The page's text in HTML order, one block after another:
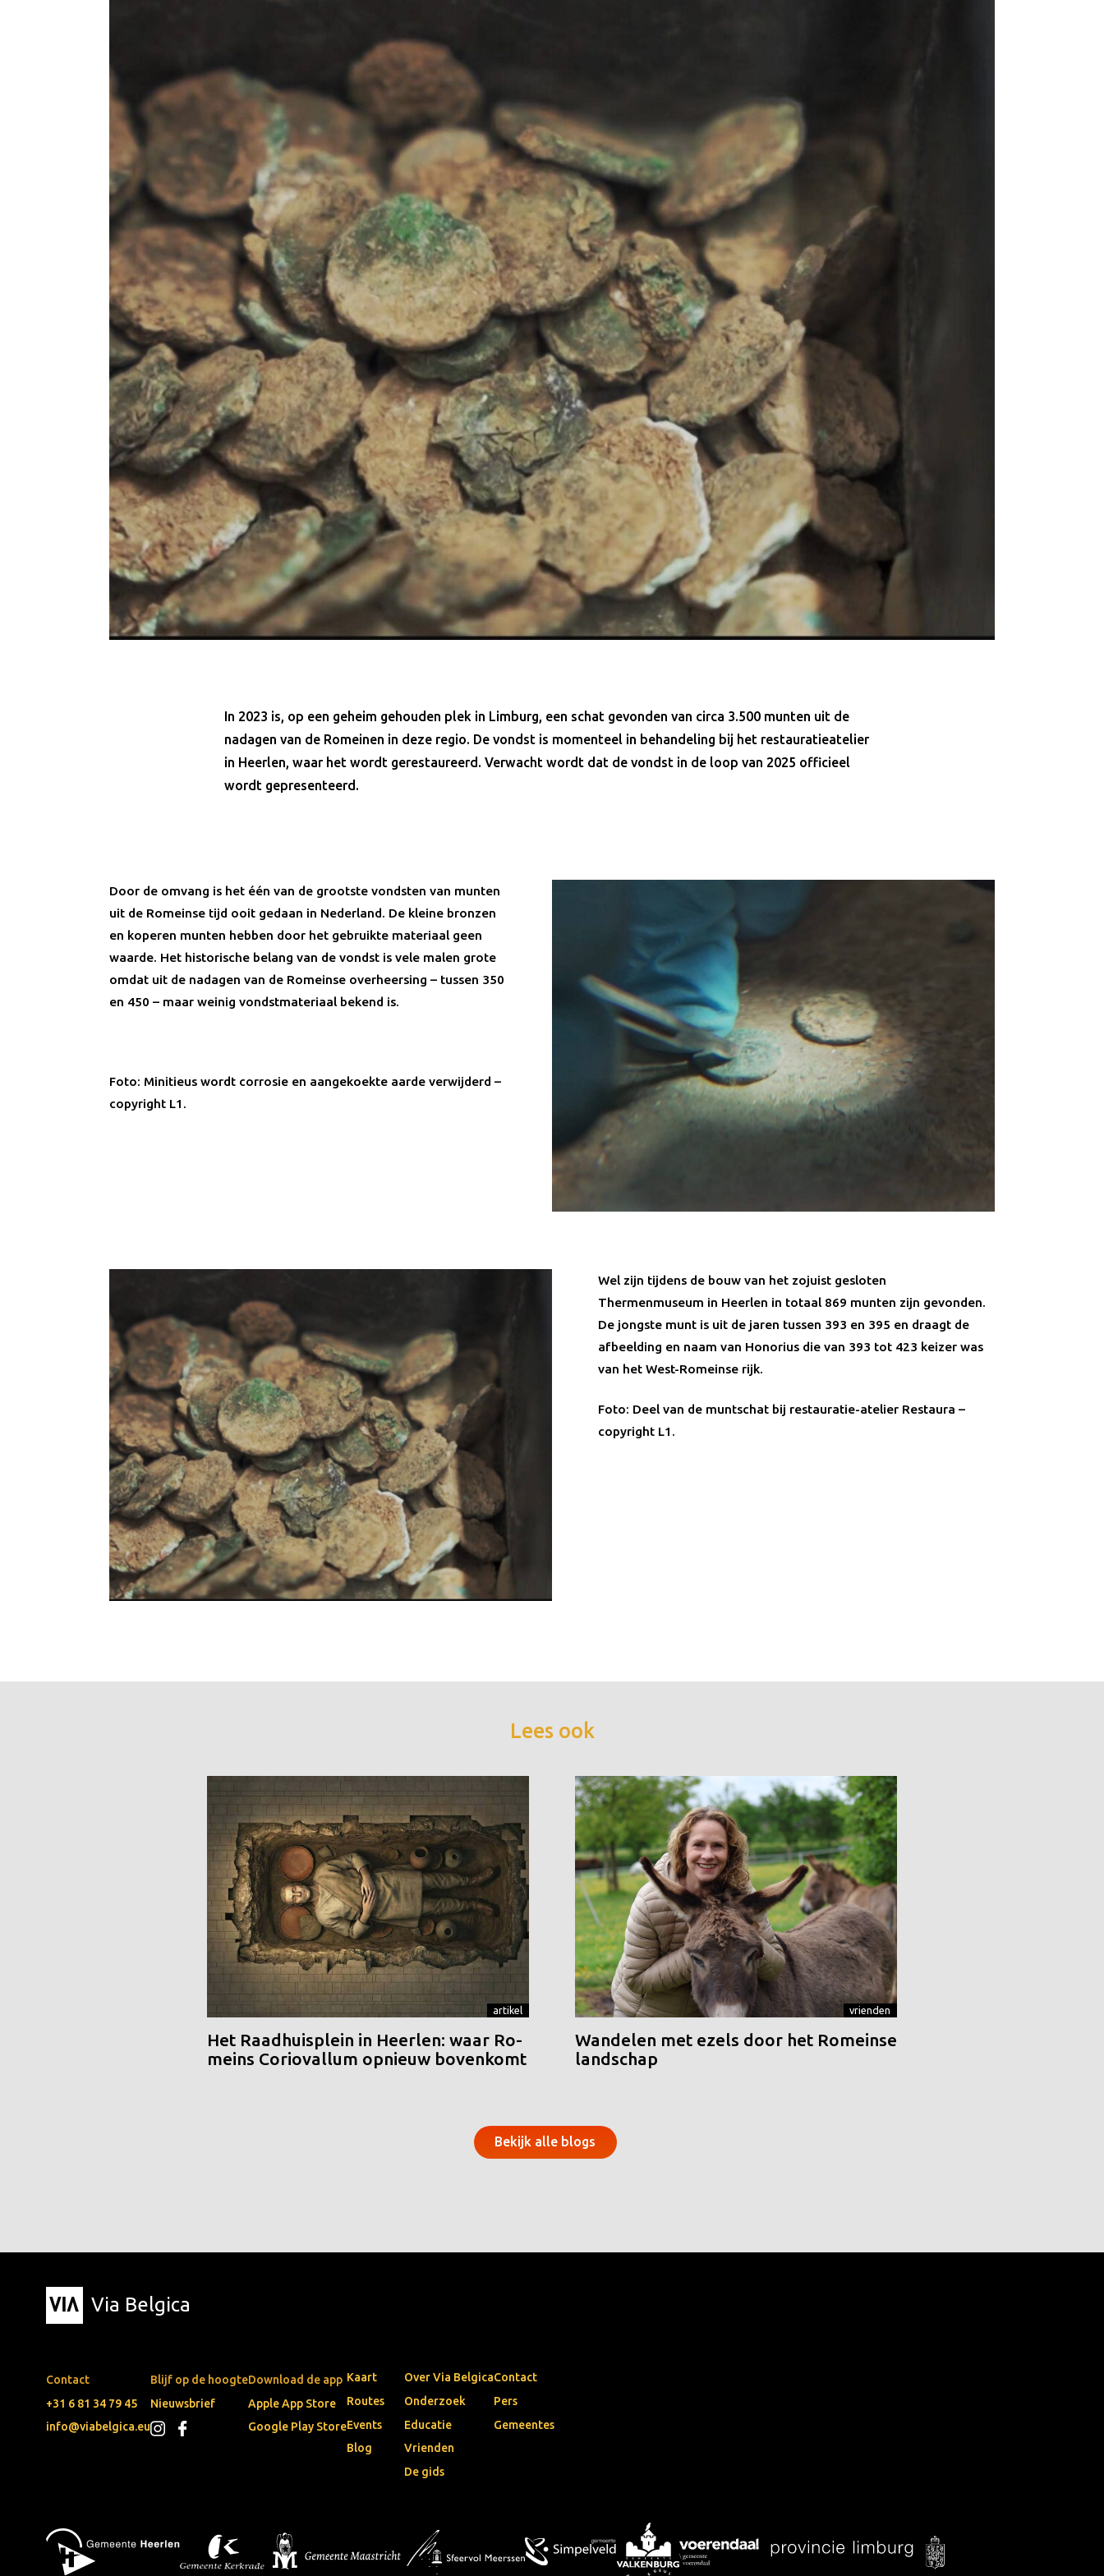
In 2023 is, op een geheim gehouden plek in Limburg, een schat gevonden van circa 3.500 munten uit de
nadagen van de Romeinen in deze regio. De vondst is momenteel in behandeling bij het restauratieatelier
in Heerlen, waar het wordt gerestaureerd. Verwacht wordt dat de vondst in de loop van 2025 officieel
wordt gepresenteerd.
Door de omvang is het één van de grootste vondsten van munten
uit de Romeinse tijd ooit gedaan in Nederland. De kleine bronzen
en koperen munten hebben door het gebruikte materiaal geen
waarde. Het historische belang van de vondst is vele malen grote
omdat uit de nadagen van de Romeinse overheersing – tussen 350
en 450 – maar weinig vondstmateriaal bekend is.
Foto: Minitieus wordt corrosie en aangekoekte aarde verwijderd –
copyright L1.
Wel zijn tijdens de bouw van het zojuist gesloten
Thermenmuseum in Heerlen in totaal 869 munten zijn gevonden.
De jongste munt is uit de jaren tussen 393 en 395 en draagt de
afbeelding en naam van Honorius die van 393 tot 423 keizer was
van het West-Romeinse rijk.
Foto: Deel van de muntschat bij restauratie-atelier Restaura –
copyright L1.
Lees ook
artikel
Het Raadhuisplein in Heerlen: waar Ro-
meins Coriovallum opnieuw bovenkomt
vrienden
Wandelen met ezels door het Romeinse
landschap
Bekijk alle blogs
Via Belgica
Contact
+31 6 81 34 79 45
info@viabelgica.eu
Blijf op de hoogte
Nieuwsbrief
Download de app
Apple App Store
Google Play Store
Kaart
Routes
Events
Blog
Over Via Belgica
Onderzoek
Educatie
Vrienden
De gids
Contact
Pers
Gemeentes